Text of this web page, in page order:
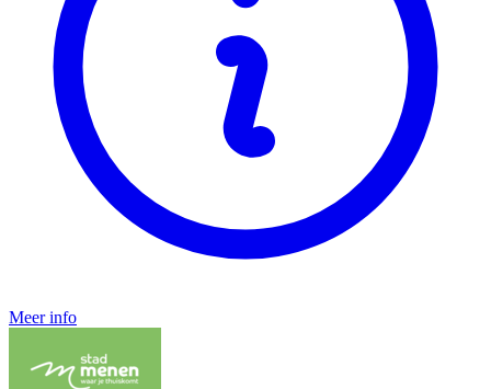
Meer info